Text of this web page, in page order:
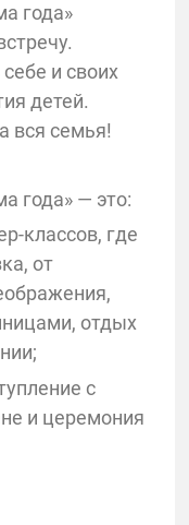
года»
и своих
детей.
вся семья!
года» — это:
классов, где
от
отдых
с
и церемония